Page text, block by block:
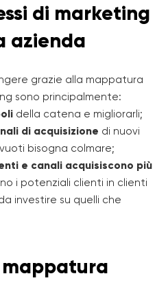
di marketing
azienda
grazie alla mappatura
sono principalmente:
della catena e migliorarli;
di acquisizione di nuovi
bisogna colmare;
e canali acquisiscono più
i potenziali clienti in clienti
investire su quelli che